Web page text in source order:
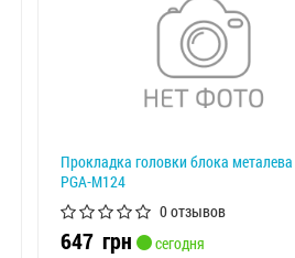
Прокладка головки блока металева
PGA-M124
0 отзывов
647 грн
сегодня